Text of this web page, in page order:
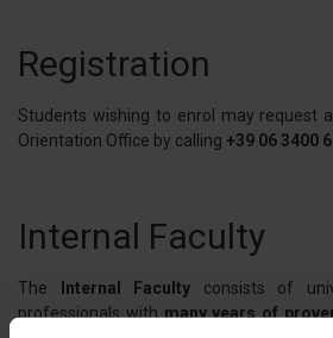
Registration
Students wishing to enrol may request
Orientation Office by calling +39 06 3400
Internal Faculty
The Internal Faculty consists of
professionals withmany years of